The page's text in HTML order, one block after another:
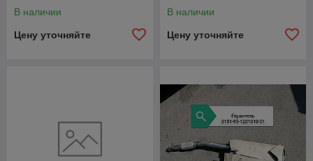
2905006Н
В наличии
Цену уточняйте
В наличии
Цену уточняйте